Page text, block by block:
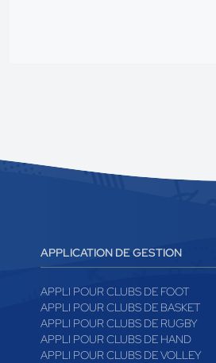
APPLICATION DE GESTION
APPLI POUR CLUBS DE FOOT
APPLI POUR CLUBS DE BASKET
APPLI POUR CLUBS DE RUGBY
APPLI POUR CLUBS DE HAND
APPLI POUR CLUBS DE VOLLEY